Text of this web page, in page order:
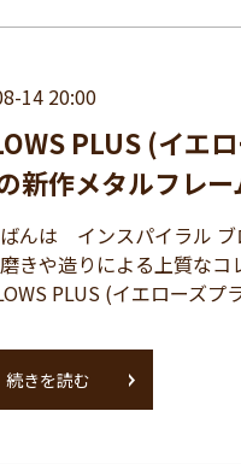
14 20:00
PLUS (イエ
新作メタルフレー
んは インスパイラル ブ
きや造りによる上質な
PLUS (イエローズ
続きを読む